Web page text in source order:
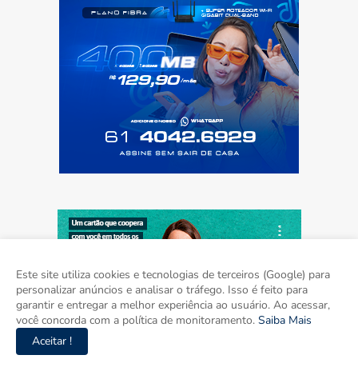
Este site utiliza cookies e tecnologias de terceiros (Google) para
personalizar anúncios e analisar o tráfego. Isso é feito para
garantir e entregar a melhor experiência ao usuário. Ao acessar,
você concorda com a política de monitoramento. Saiba Mais
Aceitar !